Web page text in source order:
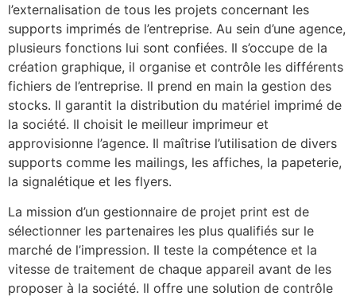
l’externalisation de tous les projets concernant les
supports imprimés de l’entreprise. Au sein d’une agence,
plusieurs fonctions lui sont confiées. Il s’occupe de la
création graphique, il organise et contrôle les différents
fichiers de l’entreprise. Il prend en main la gestion des
stocks. Il garantit la distribution du matériel imprimé de
la société. Il choisit le meilleur imprimeur et
approvisionne l’agence. Il maîtrise l’utilisation de divers
supports comme les mailings, les affiches, la papeterie,
la signalétique et les flyers.
La mission d’un gestionnaire de projet print est de
sélectionner les partenaires les plus qualifiés sur le
marché de l’impression. Il teste la compétence et la
vitesse de traitement de chaque appareil avant de les
proposer à la société. Il offre une solution de contrôle